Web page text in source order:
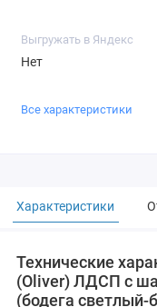
Выгружать в Яндекс
Нет
Все характеристики
Характеристики
Технические
(Oliver) ЛДСП с
(бодега светлый-